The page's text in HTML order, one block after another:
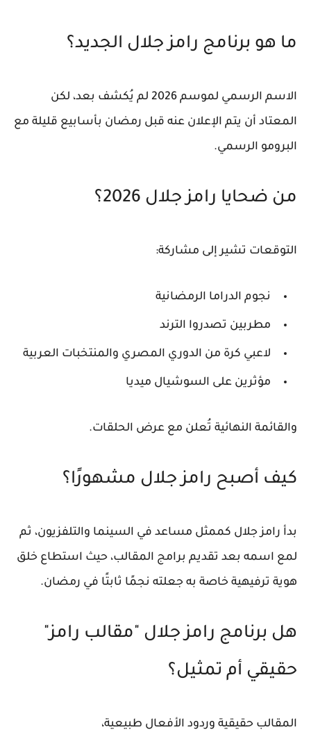
ما هو برنامج رامز جلال الجديد؟
الاسم الرسمي لموسم 2026 لم يُكشف بعد، لكن
المعتاد أن يتم الإعلان عنه قبل رمضان بأسابيع قليلة مع
البرومو الرسمي.
من ضحايا رامز جلال 2026؟
التوقعات تشير إلى مشاركة:
نجوم الدراما الرمضانية
مطربين تصدروا الترند
لاعبي كرة من الدوري المصري والمنتخبات العربية
مؤثرين على السوشيال ميديا
والقائمة النهائية تُعلن مع عرض الحلقات.
كيف أصبح رامز جلال مشهورًا؟
بدأ رامز جلال كممثل مساعد في السينما والتلفزيون، ثم
لمع اسمه بعد تقديم برامج المقالب، حيث استطاع خلق
هوية ترفيهية خاصة به جعلته نجمًا ثابتًا في رمضان.
هل برنامج رامز جلال "مقالب رامز"
حقيقي أم تمثيل؟
المقالب حقيقية وردود الأفعال طبيعية،